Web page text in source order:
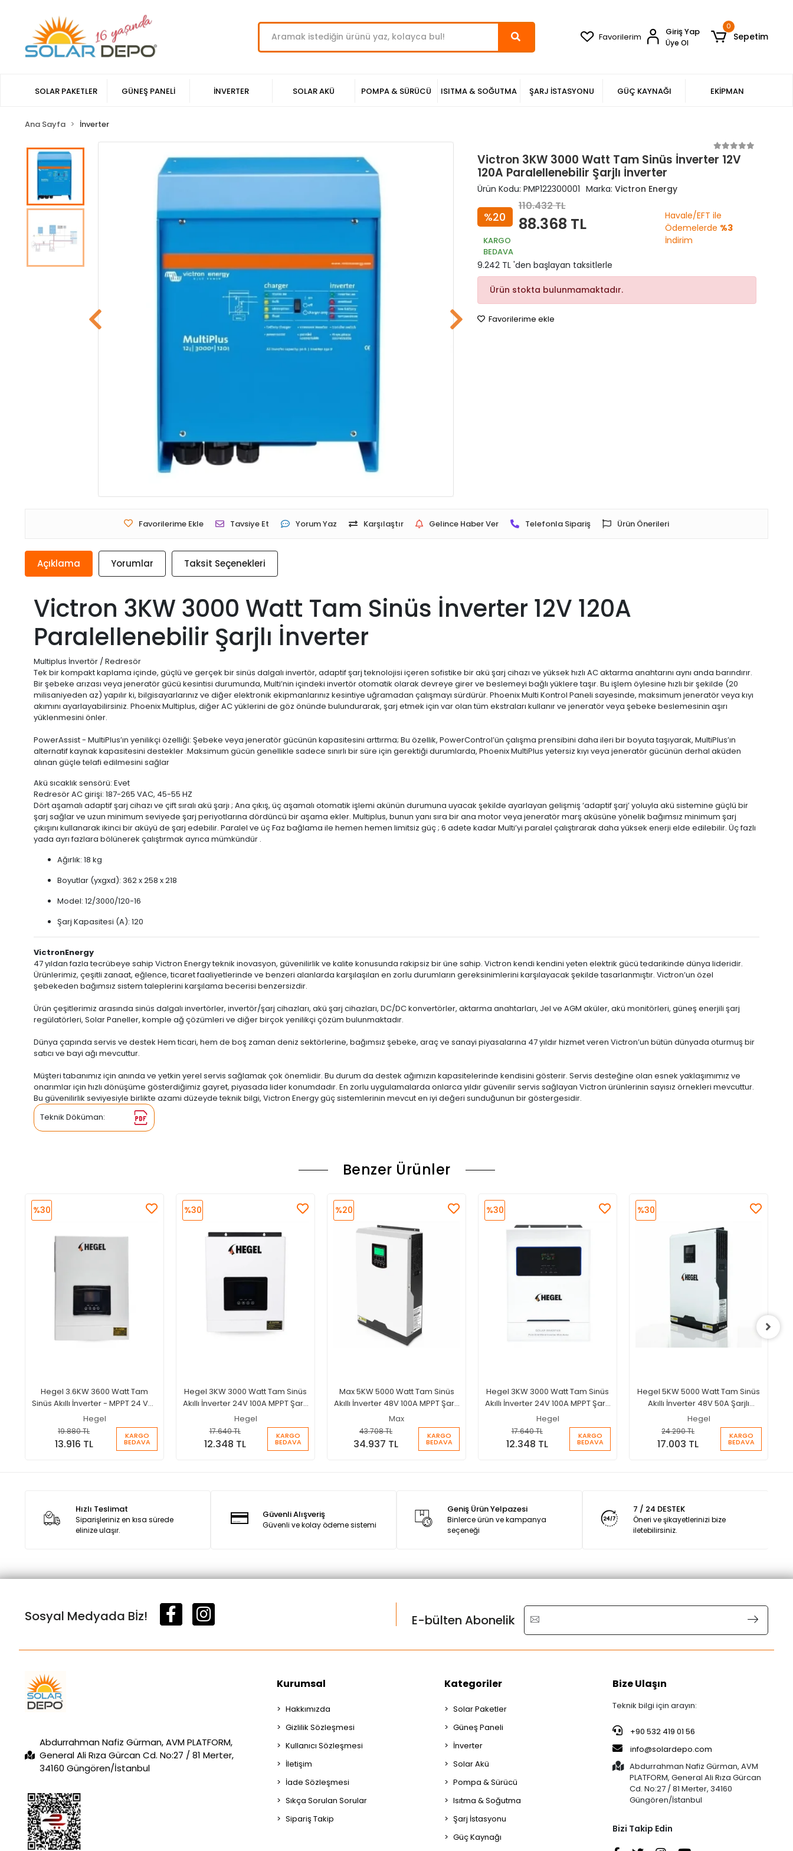
Favorilerim Giriş Yap
Üye Ol
0
Sepetim
SOLAR PAKETLER GÜNEŞ PANELİ İNVERTER SOLAR AKÜ POMPA & SÜRÜCÜ ISITMA & SOĞUTMA ŞARJ İSTASYONU GÜÇ KAYNAĞI EKİPMAN
Ana Sayfa İnverter
Victron 3KW 3000 Watt Tam Sinüs İnverter 12V
120A Paralellenebilir Şarjlı İnverter
Ürün Kodu: PMP122300001 Marka: Victron Energy
%20
110.432 TL
88.368 TL
KARGO
BEDAVA
Havale/EFT ile
Ödemelerde %3
İndirim
9.242 TL 'den başlayan taksitlerle
Ürün stokta bulunmamaktadır.
Favorilerime ekle
Favorilerime Ekle Tavsiye Et Yorum Yaz Karşılaştır Gelince Haber Ver Telefonla Sipariş Ürün Önerileri
Açıklama Yorumlar Taksit Seçenekleri
Victron 3KW 3000 Watt Tam Sinüs İnverter 12V 120A
Paralellenebilir Şarjlı İnverter
Multiplus İnvertör / Redresör
Tek bir kompakt kaplama içinde, güçlü ve gerçek bir sinüs dalgalı invertör, adaptif şarj teknolojisi içeren sofistike bir akü şarj cihazı ve yüksek hızlı AC aktarma anahtarını aynı anda barındırır.
Bir şebeke arızası veya jeneratör gücü kesintisi durumunda, Multi’nin içindeki invertör otomatik olarak devreye girer ve beslemeyi bağlı yüklere taşır. Bu işlem öylesine hızlı bir şekilde (20
milisaniyeden az) yapılır ki, bilgisayarlarınız ve diğer elektronik ekipmanlarınız kesintiye uğramadan çalışmayı sürdürür. Phoenix Multi Kontrol Paneli sayesinde, maksimum jeneratör veya kıyı
akımını ayarlayabilirsiniz. Phoenix Multiplus, diğer AC yüklerini de göz önünde bulundurarak, şarj etmek için var olan tüm ekstraları kullanır ve jeneratör veya şebeke beslemesinin aşırı
yüklenmesini önler.
PowerAssist - MultiPlus’ın yenilikçi özelliği: Şebeke veya jeneratör gücünün kapasitesini arttırma; Bu özellik, PowerControl’ün çalışma prensibini daha ileri bir boyuta taşıyarak, MultiPlus’ın
alternatif kaynak kapasitesini destekler .Maksimum gücün genellikle sadece sınırlı bir süre için gerektiği durumlarda, Phoenix MultiPlus yetersiz kıyı veya jeneratör gücünün derhal aküden
alınan güçle telafi edilmesini sağlar
Akü sıcaklık sensörü: Evet
Redresör AC girişi: 187-265 VAC, 45-55 HZ
Dört aşamalı adaptif şarj cihazı ve çift sıralı akü şarjı ; Ana çıkış, üç aşamalı otomatik işlemi akünün durumuna uyacak şekilde ayarlayan gelişmiş ‘adaptif şarj’ yoluyla akü sistemine güçlü bir
şarj sağlar ve uzun minimum seviyede şarj periyotlarına dördüncü bir aşama ekler. Multiplus, bunun yanı sıra bir ana motor veya jeneratör marş aküsüne yönelik bağımsız minimum şarj
çıkışını kullanarak ikinci bir aküyü de şarj edebilir. Paralel ve üç Faz bağlama ile hemen hemen limitsiz güç ; 6 adete kadar Multi’yi paralel çalıştırarak daha yüksek enerji elde edilebilir. Üç fazlı
yada ayrı fazlara bölünerek çalıştırmak ayrıca mümkündür .
Ağırlık: 18 kg
Boyutlar (yxgxd): 362 x 258 x 218
Model: 12/3000/120-16
Şarj Kapasitesi (A): 120
VictronEnergy
47 yıldan fazla tecrübeye sahip Victron Energy teknik inovasyon, güvenilirlik ve kalite konusunda rakipsiz bir üne sahip. Victron kendi kendini yeten elektrik gücü tedarikinde dünya lideridir.
Ürünlerimiz, çeşitli zanaat, eğlence, ticaret faaliyetlerinde ve benzeri alanlarda karşılaşılan en zorlu durumların gereksinimlerini karşılayacak şekilde tasarlanmıştır. Victron’un özel
şebekeden bağımsız sistem taleplerini karşılama becerisi benzersizdir.
Ürün çeşitlerimiz arasında sinüs dalgalı invertörler, invertör/şarj cihazları, akü şarj cihazları, DC/DC konvertörler, aktarma anahtarları, Jel ve AGM aküler, akü monitörleri, güneş enerjili şarj
regülatörleri, Solar Paneller, komple ağ çözümleri ve diğer birçok yenilikçi çözüm bulunmaktadır.
Dünya çapında servis ve destek Hem ticari, hem de boş zaman deniz sektörlerine, bağımsız şebeke, araç ve sanayi piyasalarına 47 yıldır hizmet veren Victron’un bütün dünyada oturmuş bir
satıcı ve bayi ağı mevcuttur.
Müşteri tabanımız için anında ve yetkin yerel servis sağlamak çok önemlidir. Bu durum da destek ağımızın kapasitelerinde kendisini gösterir. Servis desteğine olan esnek yaklaşımımız ve
onarımlar için hızlı dönüşüme gösterdiğimiz gayret, piyasada lider konumdadır. En zorlu uygulamalarda onlarca yıldır güvenilir servis sağlayan Victron ürünlerinin sayısız örnekleri mevcuttur.
Bu güvenilirlik seviyesiyle birlikte azami düzeyde teknik bilgi, Victron Energy güç sistemlerinin mevcut en iyi değeri sunduğunun bir göstergesidir.
Teknik Döküman:
Benzer Ürünler
Hegel 3.6KW 3600 Watt Tam
Sinüs Akıllı İnverter - MPPT 24 Volt
100A Şarjlı İnverter
Hegel
%30
19.880 TL
13.916 TL
KARGO
BEDAVA
Hegel 3KW 3000 Watt Tam Sinüs
Akıllı İnverter 24V 100A MPPT Şarjlı
İnverter
Hegel
%30
17.640 TL
12.348 TL
KARGO
BEDAVA
Max 5KW 5000 Watt Tam Sinüs
Akıllı İnverter 48V 100A MPPT Şarjlı
İnverter
Max
%20
43.708 TL
34.937 TL
KARGO
BEDAVA
Hegel 3KW 3000 Watt Tam Sinüs
Akıllı İnverter 24V 100A MPPT Şarjlı
İnverter
Hegel
%30
17.640 TL
12.348 TL
KARGO
BEDAVA
Hegel 5KW 5000 Watt Tam Sinüs
Akıllı İnverter 48V 50A Şarjlı
İnverter
Hegel
%30
24.290 TL
17.003 TL
KARGO
BEDAVA
Hızlı Teslimat
Siparişleriniz en kısa sürede
elinize ulaşır.
Güvenli Alışveriş
Güvenli ve kolay ödeme sistemi
Geniş Ürün Yelpazesi
Binlerce ürün ve kampanya
seçeneği
7 / 24 DESTEK
Öneri ve şikayetlerinizi bize
iletebilirsiniz.
Sosyal Medyada Bİz! E-bülten Abonelik
Abdurrahman Nafiz Gürman, AVM PLATFORM,
General Ali Rıza Gürcan Cd. No:27 / 81 Merter,
34160 Güngören/İstanbul
Kurumsal
Hakkımızda
Gizlilik Sözleşmesi
Kullanıcı Sözleşmesi
İletişim
İade Sözleşmesi
Sıkça Sorulan Sorular
Sipariş Takip
Kategoriler
Solar Paketler
Güneş Paneli
İnverter
Solar Akü
Pompa & Sürücü
Isıtma & Soğutma
Şarj İstasyonu
Güç Kaynağı
Bize Ulaşın
Teknik bilgi için arayın:
+90 532 419 01 56
info@solardepo.com
Abdurrahman Nafiz Gürman, AVM
PLATFORM, General Ali Rıza Gürcan
Cd. No:27 / 81 Merter, 34160
Güngören/İstanbul
Bizi Takip Edin